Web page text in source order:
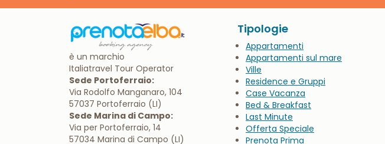
è un marchio
Italiatravel Tour Operator
Sede Portoferraio:
Via Rodolfo Manganaro, 104
57037 Portoferraio (LI)
Sede Marina di Campo:
Via per Portoferraio, 14
57034 Marina di Campo (LI)
Tipologie
Appartamenti
Appartamenti sul mare
Ville
Residence e Gruppi
Case Vacanza
Bed & Breakfast
Last Minute
Offerta Speciale
Prenota Prima